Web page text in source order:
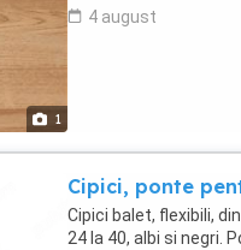
1
4 august
Cipici, ponte
Cipici balet, flexibili,
24 la 40, albi si negri.